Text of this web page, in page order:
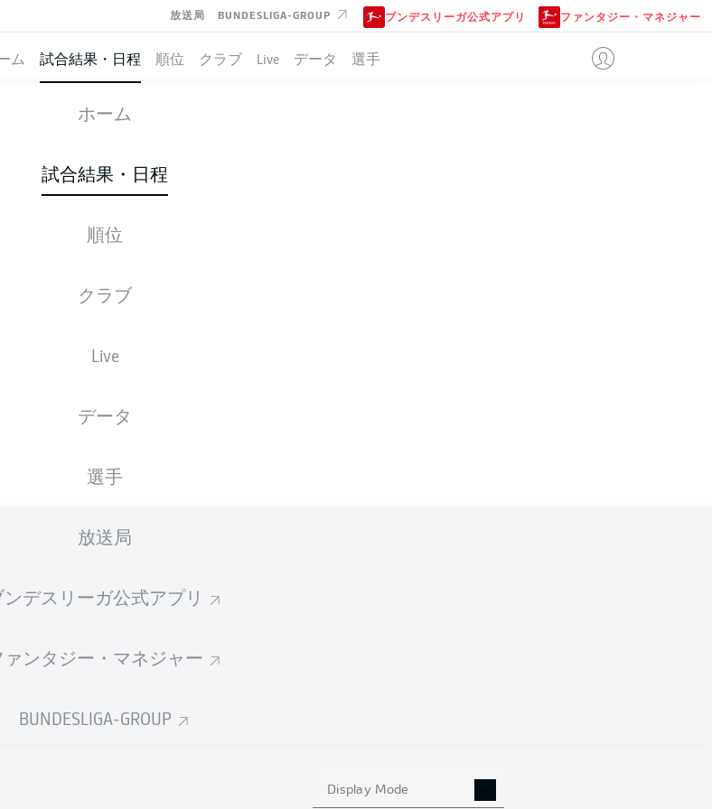
放送局 BUNDESLIGA-GROUP ブンデスリーガ公式アプリ ファンタジー・マネジャー
ム 試合結果・日程 順位 クラブ Live データ 選手
ホーム
試合結果・日程
順位
クラブ
Live
データ
選手
放送局
ンデスリーガ公式アプリ
ァンタジー・マネジャー
BUNDESLIGA-GROUP
Display Mode
ST. PAULI NUREMBERG
スターティングメンバー
金, 30.10.2026 - 日, 01.11.2026
広告